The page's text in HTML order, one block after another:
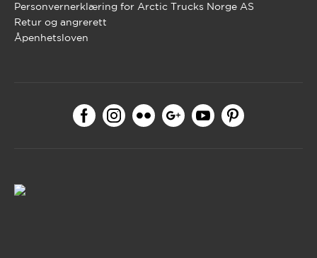
Personvernerklæring for Arctic Trucks Norge AS
Retur og angrerett
Åpenhetsloven